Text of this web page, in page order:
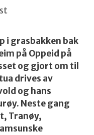
i grasbakken bak
på Oppeid på
og gjort om til
drives av
og hans
Neste gang
Tranøy,